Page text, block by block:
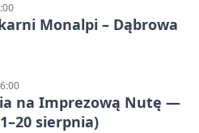
Monalpi – Dąbrowa
na Imprezową Nutę —
sierpnia)